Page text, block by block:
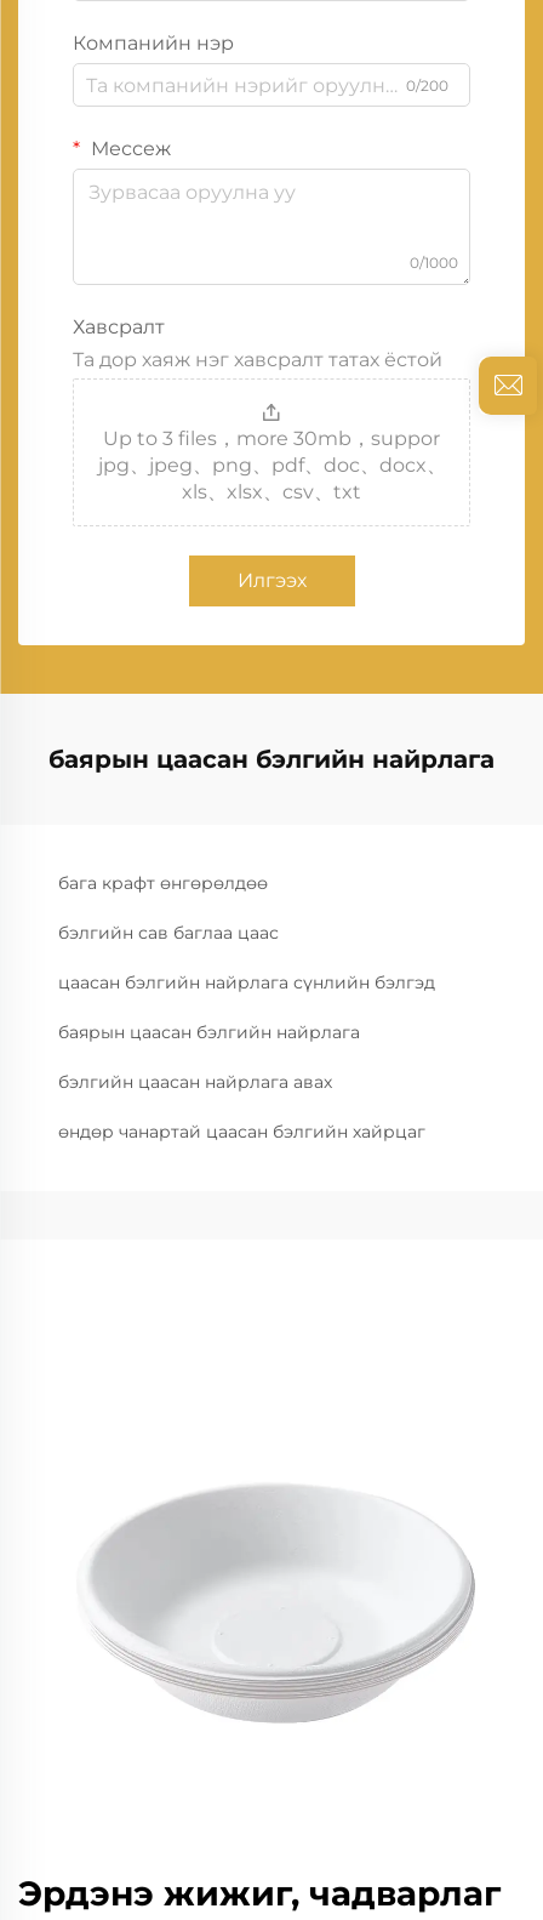
Компанийн нэр
0/200
Мессеж
0/1000
Хавсралт
Та дор хаяж нэг хавсралт татах ёстой
Up to 3 files，more 30mb，suppor
jpg、jpeg、png、pdf、doc、docx、
xls、xlsx、csv、txt
Илгээх
баярын цаасан бэлгийн найрлага
бага крафт өнгөрөлдөө
бэлгийн сав баглаа цаас
цаасан бэлгийн найрлага сүнлийн бэлгэд
баярын цаасан бэлгийн найрлага
бэлгийн цаасан найрлага авах
өндөр чанартай цаасан бэлгийн хайрцаг
Эрдэнэ жижиг, чадварлаг